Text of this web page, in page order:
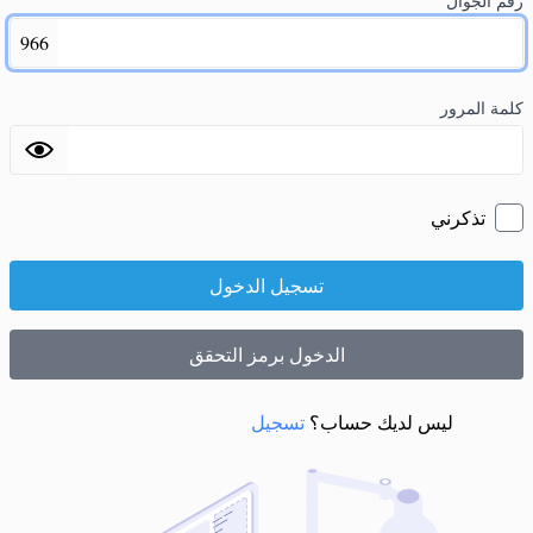
966
كلمة المرور
تذكرني
تسجيل الدخول
الدخول برمز التحقق
ليس لديك حساب؟ تسجيل